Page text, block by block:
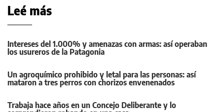
Leé más
Intereses del 1.000% y amenazas con armas: así operaban
los usureros de la Patagonia
Un agroquímico prohibido y letal para las personas: así
mataron a tres perros con chorizos envenenados
Trabaja hace años en un Concejo Deliberante y lo